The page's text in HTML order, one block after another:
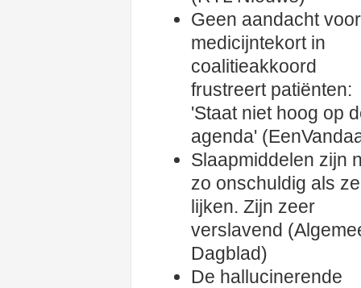
Geen aandacht voor
medicijntekort in
coalitieakkoord
frustreert patiënten:
'Staat niet hoog op
agenda'
Slaapmiddelen zijn
zo onschuldig als ze
lijken. Zijn zeer
verslavend
Dagblad)
De hallucinerende